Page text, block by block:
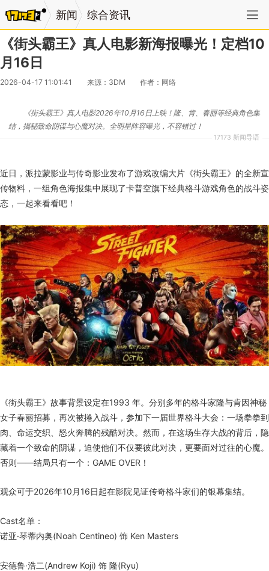
新闻 综合资讯
《街头霸王》真人电影新海报曝光！定档10
月16日
2026-04-17 11:01:41 来源：3DM 作者：网络
17173 新闻导语
《街头霸王》真人电影2026年10月16日上映！隆、肯、春丽等经典角色集
结，揭秘致命阴谋与心魔对决。全明星阵容曝光，不容错过！
近日，派拉蒙影业与传奇影业发布了游戏改编大片《街头霸王》的全新宣
传物料，一组角色海报集中展现了卡普空旗下经典格斗游戏角色的战斗姿
态，一起来看看吧！
《街头霸王》故事背景设定在1993 年。分别多年的格斗家隆与肯因神秘
女子春丽招募，再次被捲入战斗，参加下一届世界格斗大会：一场拳拳到
肉、命运交织、怒火奔腾的残酷对决。然而，在这场生存大战的背后，隐
藏着一个致命的阴谋，迫使他们不仅要彼此对决，更要面对过往的心魔。
否则——结局只有一个：GAME OVER！
观众可于2026年10月16日起在影院见证传奇格斗家们的银幕集结。
Cast名单：
诺亚·琴蒂内奥(Noah Centineo) 饰 Ken Masters
安德鲁·浩二(Andrew Koji) 饰 隆(Ryu)